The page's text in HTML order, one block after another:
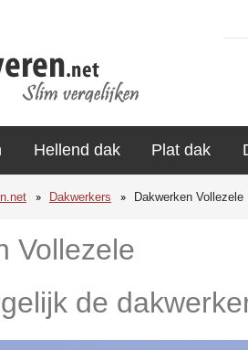
Hellend dak Plat dak
Dakwerkers Dakwerken Vollezele
Vollezele
de